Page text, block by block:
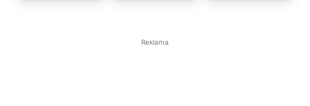
Reklama